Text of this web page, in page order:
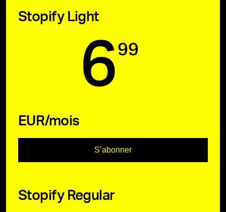
Stopify Light
6 99
EUR/mois
S’abonner
Stopify Regular